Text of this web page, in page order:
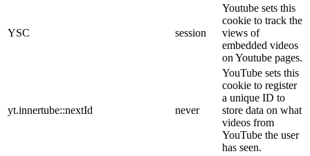
YSC session
Youtube sets this
cookie to track the
views of
embedded videos
on Youtube pages.
yt.innertube::nextId never
YouTube sets this
cookie to register
a unique ID to
store data on what
videos from
YouTube the user
has seen.